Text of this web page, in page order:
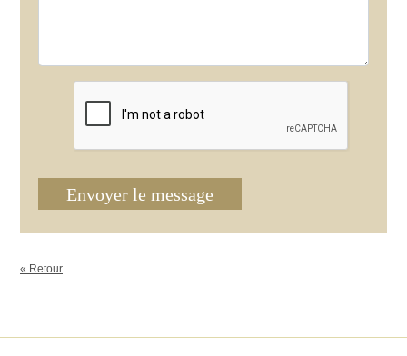
Envoyer le message
« Retour